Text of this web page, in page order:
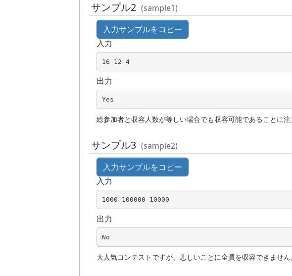
+
10)
サンプル2 (sample1)
入力サンプルをコピー
入力
16 12 4
出力
総参加者と収容人数が等しい場合でも収容可能であることに注
サンプル3 (sample2)
入力サンプルをコピー
入力
出力
大人気コンテストですが、悲しいことに全員を収容できません